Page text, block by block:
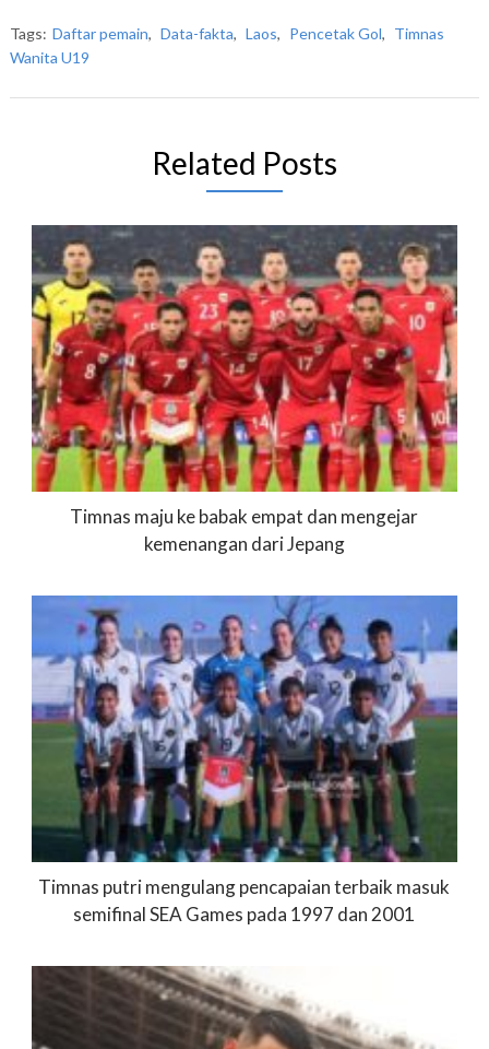
Tags: Daftar pemain, Data-fakta, Laos, Pencetak Gol, Timnas
Wanita U19
Related Posts
Timnas maju ke babak empat dan mengejar
kemenangan dari Jepang
Timnas putri mengulang pencapaian terbaik masuk
semifinal SEA Games pada 1997 dan 2001